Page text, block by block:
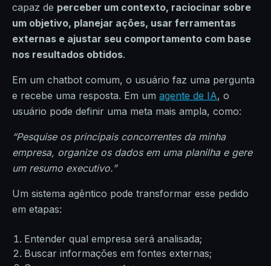
capaz de perceber um contexto, raciocinar sobre
um objetivo, planejar ações, usar ferramentas
externas e ajustar seu comportamento com base
nos resultados obtidos.
Em um chatbot comum, o usuário faz uma pergunta
e recebe uma resposta. Em um agente de IA, o
usuário pode definir uma meta mais ampla, como:
“Pesquise os principais concorrentes da minha
empresa, organize os dados em uma planilha e gere
um resumo executivo.”
Um sistema agêntico pode transformar esse pedido
em etapas:
Entender qual empresa será analisada;
Buscar informações em fontes externas;